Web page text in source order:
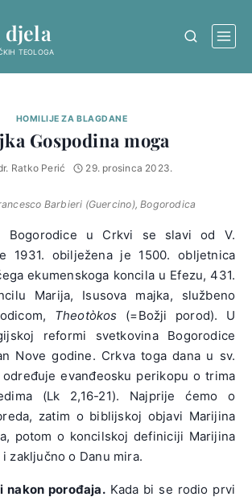
TEOLOGA
HOMILIJE ZA BLAGDANE
Gospodina moga
Ratko Perić 29. prosinca 2023.
Barbieri (Guercino), Bogorodica
Bogorodice u Crkvi se slavi od V.
1931. obilježena je 1500. obljetnica
ekumenskoga koncila u Efezu, 431.
Marija, Isusova majka, službeno
Theotòkos (=Božji porod). U
reformi svetkovina Bogorodice
Nove godine. Crkva toga dana u sv.
evanđeosku perikopu o trima
(Lk 2,16-21). Najprije ćemo o
zatim o biblijskoj objavi Marijina
potom o koncilskoj definiciji Marijina
zaključno o Danu mira.
nakon porođaja.Kada bi se rodio prvi